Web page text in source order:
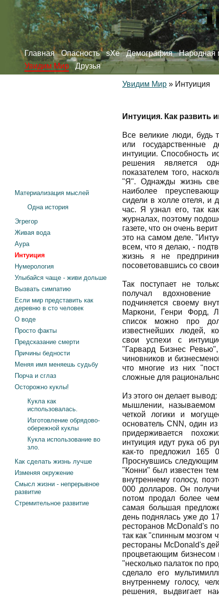
Главная Опасность sXe Демография
Народная
Увидим Мир
Друзья
Увидим Мир » Интуиция
Интуиция. Как развить
Все великие люди, будь
или государственные
интуиции. Способность
решения является
показателем того,
"Я". Однажды жизнь
наиболее
сидели в холле отеля, и
час. Я узнал его, так
журналах, поэтому
газете, что он очень
это на самом деле.
всем, что я делаю, -
жизнь я не
посоветовавшись со
Так поступает не
получал
подчиняется своему
Маркони, Генри Форд,
список можно про
известнейших людей,
свои успехи с
"Гарвард Бизнес
чиновников и
что многие из них
сложные для
Из этого он делает
мышлении, называемом
четкой логики и
основатель CNN, один
придерживается
интуиция идут рука об
как-то предложил 165
Проснувшись
"Конни" был известен
внутреннему голосу,
000 долларов. Он
потом продал более
самая большая
день поднялась уже до
ресторанов McDonald's
так как "спинным мозгом
рестораны McDonald's
процветающим бизнесом
"несколько палаток по
сделало его
внутреннему голосу,
решения, выдвигает
Материализация мыслей
Одна история
Эгрегор
Живая вода
Аура
Интуиция
Нумерология
Улыбайся чаще - живи дольше
Вызвать симпатию
Если мир представить как
деревню в сто человек
О воде
Просто факты
Предсказание смерти
Причины бедности
Меняя имя меняешь судьбу
Порча и сглаз
Осторожно куклы!
Кукла как
использовалась.
Изготовление обрядово-
обережной куклы
Кукла использование во
зло.
Как сделать жизнь лучше
Изменяя окружение
Смысл жизни - непрерывное
развитие
Стремительное развитие